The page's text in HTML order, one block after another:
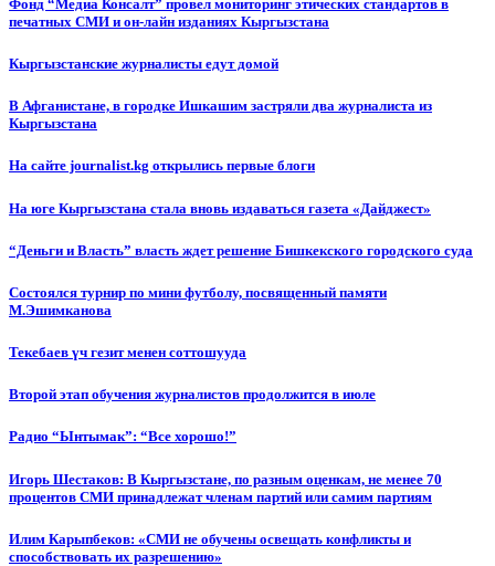
Фонд “Медиа Консалт” провел мониторинг этических стандартов в
печатных СМИ и он-лайн изданиях Кыргызстана
Кыргызстанские журналисты едут домой
В Афганистане, в городке Ишкашим застряли два журналиста из
Кыргызстана
На сайте journalist.kg открылись первые блоги
На юге Кыргызстана стала вновь издаваться газета «Дайджест»
“Деньги и Власть” власть ждет решение Бишкекского городского суда
Состоялся турнир по мини футболу, посвященный памяти
М.Эшимканова
Текебаев үч гезит менен соттошууда
Второй этап обучения журналистов продолжится в июле
Радио “Ынтымак”: “Все хорошо!”
Игорь Шестаков: В Кыргызстане, по разным оценкам, не менее 70
процентов СМИ принадлежат членам партий или самим партиям
Илим Карыпбеков: «СМИ не обучены освещать конфликты и
способствовать их разрешению»